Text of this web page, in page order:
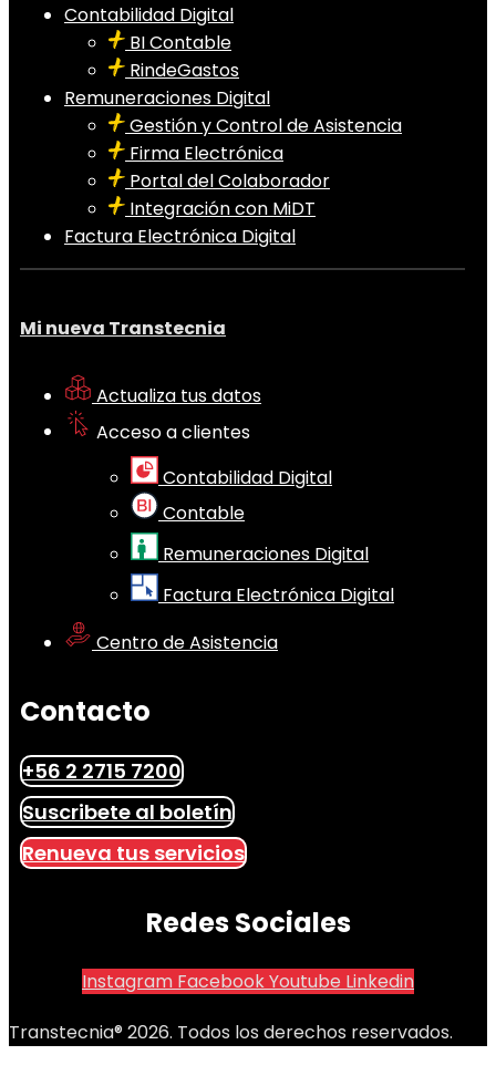
Contabilidad Digital
BI Contable
RindeGastos
Remuneraciones Digital
Gestión y Control de Asistencia
Firma Electrónica
Portal del Colaborador
Integración con MiDT
Factura Electrónica Digital
Mi nueva Transtecnia
Actualiza tus datos
Acceso a clientes
Contabilidad Digital
Contable
Remuneraciones Digital
Factura Electrónica Digital
Centro de Asistencia
Contacto
+56 2 2715 7200
Suscribete al boletín
Renueva tus servicios
Redes Sociales
Instagram FacebookYoutube Linkedin
Transtecnia® 2026. Todos los derechos reservados.